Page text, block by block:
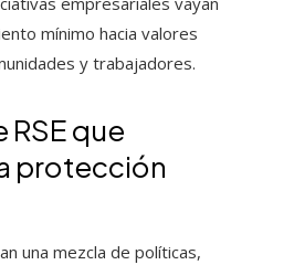
mínimo hacia valores
y trabajadores.
RSE que
protección
una mezcla de políticas,